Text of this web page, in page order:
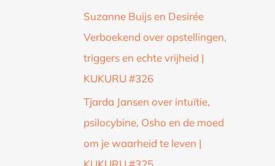
Suzanne Buijs en Desirée
Verboekend over opstellingen,
triggers en echte vrijheid |
KUKURU #326
Tjarda Jansen over intuïtie,
psilocybine, Osho en de moed
om je waarheid te leven |